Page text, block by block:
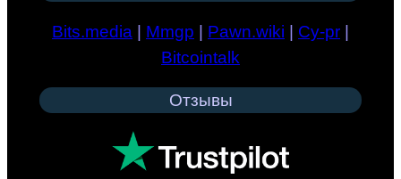
Bits.media Mmgp Pawn.wiki Cy-pr
Bitcointalk
Отзывы